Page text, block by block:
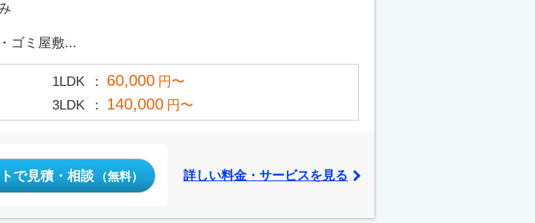
ゴミ屋敷...
1LDK 60,000 円〜
3LDK 140,000 円〜
で見積・相談 （無料） 詳しい料金・サービスを見る